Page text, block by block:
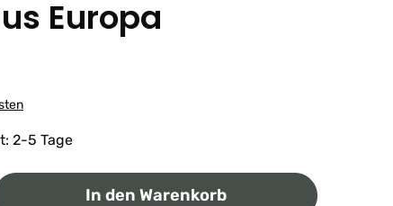
Europa
2-5 Tage
den gewünschten Wert ein oder
In den Warenkorb